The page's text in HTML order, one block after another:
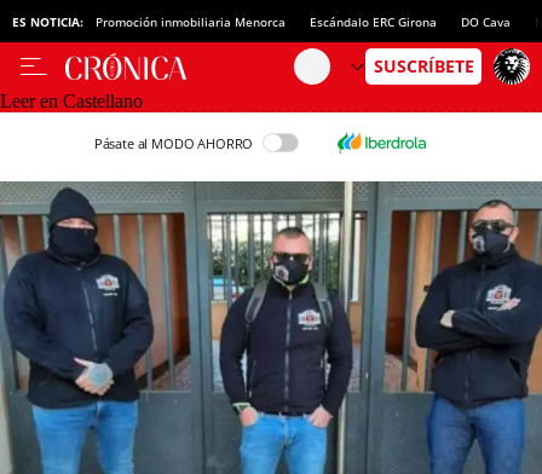
ES NOTICIA: Promoción inmobiliaria Menorca Escándalo ERC Girona DO Cava
Leer en Castellano
Pásate al MODO AHORRO